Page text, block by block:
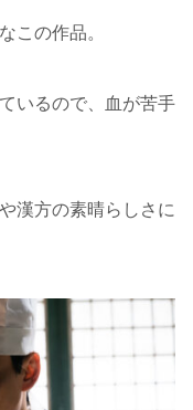
この作品。
いるので、血が苦手
漢方の素晴らしさに